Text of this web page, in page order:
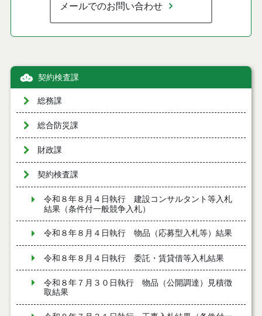
メールでのお問い合わせ
契約検査課
総務課
総合防災課
財政課
契約検査課
令和８年８月４日執行 建設コンサルタント等入札
結果（条件付一般競争入札）
令和８年８月４日執行 物品（応募型入札等）結果
令和８年８月４日執行 委託・賃貸借等入札結果
令和８年７月３０日執行 物品（公開調達）見積徴
取結果